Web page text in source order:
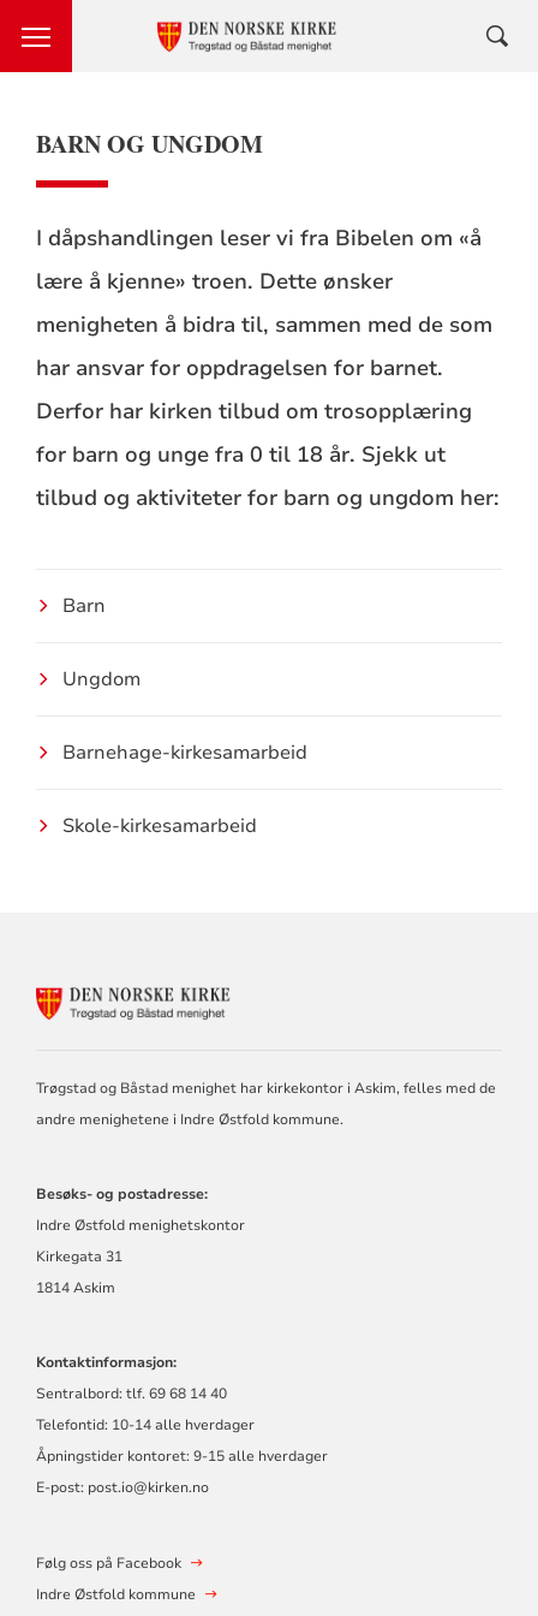
BARN OG UNGDOM
I dåpshandlingen leser vi fra Bibelen om «å
lære å kjenne» troen. Dette ønsker
menigheten å bidra til, sammen med de som
har ansvar for oppdragelsen for barnet.
Derfor har kirken tilbud om trosopplæring
for barn og unge fra 0 til 18 år. Sjekk ut
tilbud og aktiviteter for barn og ungdom her:
Barn
Ungdom
Barnehage-kirkesamarbeid
Skole-kirkesamarbeid
KIRKE
TRØGSTAD
Trøgstad og Båstad menighet har kirkekontor i Askim, felles med de
andre menighetene i Indre Østfold kommune.
Besøks- og postadresse:
Indre Østfold menighetskontor
Kirkegata 31
1814 Askim
Kontaktinformasjon:
Sentralbord: tlf. 69 68 14 40
Telefontid: 10-14 alle hverdager
Åpningstider kontoret: 9-15 alle hverdager
E-post: post.io@kirken.no
Følg oss på Facebook
Indre Østfold kommune